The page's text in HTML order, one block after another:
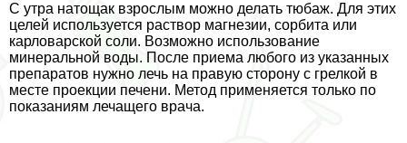
С утра натощак взрослым можно делать тюбаж. Для этих
целей используется раствор магнезии, сорбита или
карловарской соли. Возможно использование
минеральной воды. После приема любого из указанных
препаратов нужно лечь на правую сторону с грелкой в
месте проекции печени. Метод применяется только по
показаниям лечащего врача.